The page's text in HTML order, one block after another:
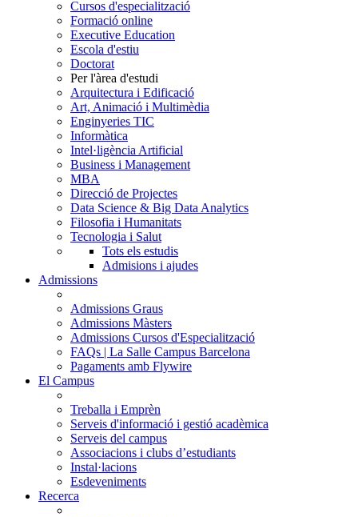
Cursos d'especialització
Formació online
Executive Education
Escola d'estiu
Doctorat
Per l'àrea d'estudi
Arquitectura i Edificació
Art, Animació i Multimèdia
Enginyeries TIC
Informàtica
Intel·ligència Artificial
Business i Management
MBA
Direcció de Projectes
Data Science & Big Data Analytics
Filosofia i Humanitats
Tecnologia i Salut
Tots els estudis
Admisions i ajudes
Admissions
Admissions Graus
Admissions Màsters
Admissions Cursos d'Especialització
FAQs | La Salle Campus Barcelona
Pagaments amb Flywire
El Campus
Treballa i Emprèn
Serveis d'informació i gestió acadèmica
Serveis del campus
Associacions i clubs d’estudiants
Instal·lacions
Esdeveniments
Recerca